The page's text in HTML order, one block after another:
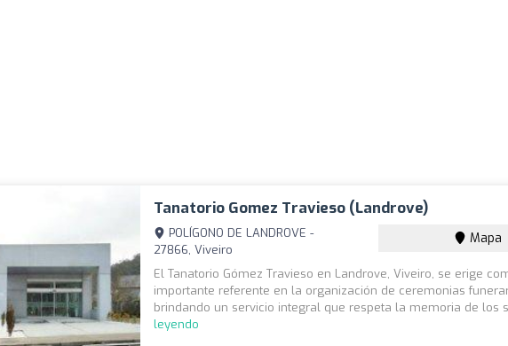
Tanatorio Gomez Travieso (Landrove)
POLÍGONO DE LANDROVE -
27866, Viveiro
Mapa
El Tanatorio Gómez Travieso en Landrove, Viveiro, se erige
importante referente en la organización de ceremonias
brindando un servicio integral que respeta la memoria de los
leyendo